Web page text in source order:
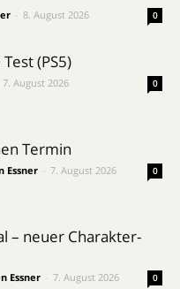
8. August 2026 0
(PS5)
7. August 2026 0
Termin
Essner 7. August 2026 0
– neuer Charakter-
Essner 7. August 2026 0